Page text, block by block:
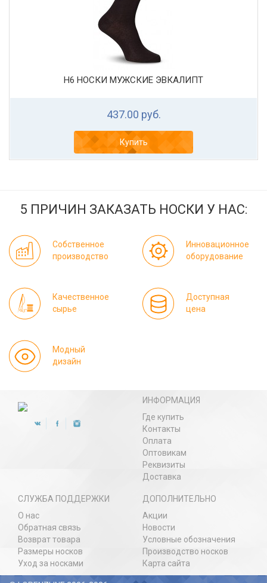
Н6 НОСКИ МУЖСКИЕ ЭВКАЛИПТ
437.00 руб.
Купить
5 ПРИЧИН ЗАКАЗАТЬ НОСКИ У НАС:
Собственное
производство
Инновационное
оборудование
Качественное
сырье
Доступная
цена
Модный
дизайн
ИНФОРМАЦИЯ
Где купить
Контакты
Оплата
Оптовикам
Реквизиты
Доставка
СЛУЖБА ПОДДЕРЖКИ
О нас
Обратная связь
Возврат товара
Размеры носков
Уход за носками
ДОПОЛНИТЕЛЬНО
Акции
Новости
Условные обозначения
Производство носков
Карта сайта